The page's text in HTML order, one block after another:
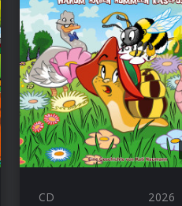
CD 2026